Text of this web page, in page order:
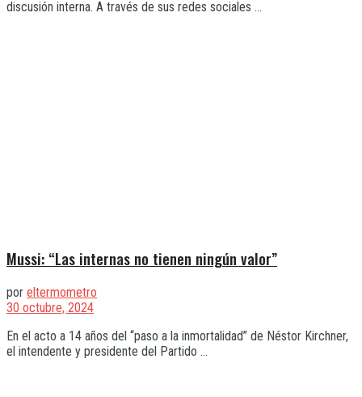
discusión interna. A través de sus redes sociales ...
Mussi: “Las internas no tienen ningún valor”
por eltermometro
30 octubre, 2024
En el acto a 14 años del “paso a la inmortalidad” de Néstor Kirchner,
el intendente y presidente del Partido ...